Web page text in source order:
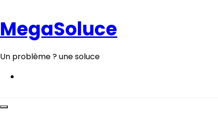
contenu
MegaSoluce
Un problème ? une soluce